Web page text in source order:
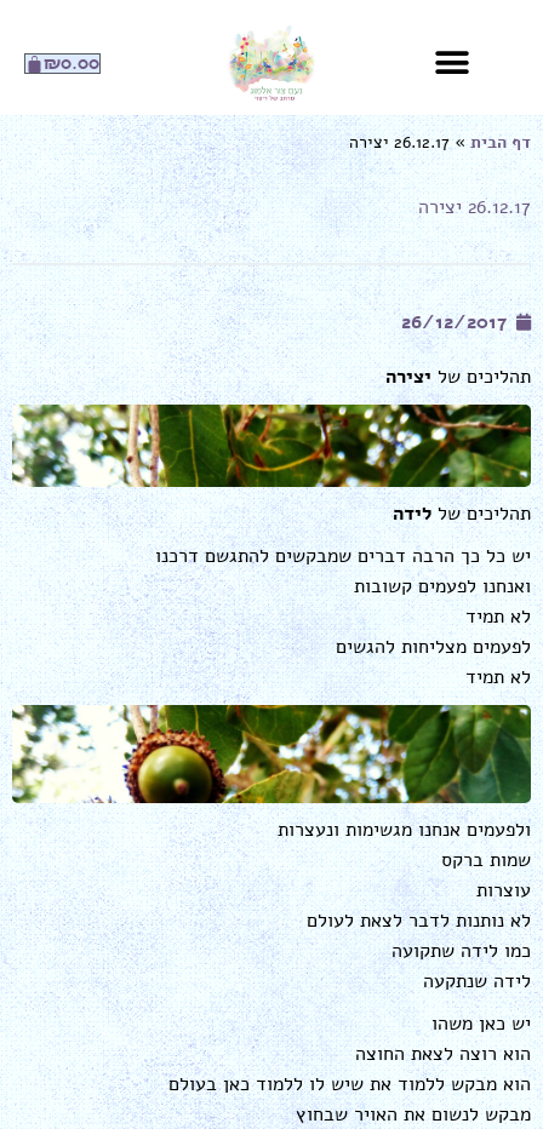
₪0.00 עגלת
קניות
דף הבית»26.12.17 יצירה
26.12.17 יצירה
26/12/2017
תהליכים שליצירה
תהליכים שללידה
יש כל כך הרבה דברים שמבקשים להתגשם דרכנו
ואנחנו לפעמים קשובות
לא תמיד
לפעמים מצליחות להגשים
לא תמיד
ולפעמים אנחנו מגשימות ונעצרות
שמות ברקס
עוצרות
לא נותנות לדבר לצאת לעולם
כמו לידה שתקועה
לידה שנתקעה
יש כאן משהו
הוא רוצה לצאת החוצה
הוא מבקש ללמוד את שיש לו ללמוד כאן בעולם
מבקש לנשום את האויר שבחוץ